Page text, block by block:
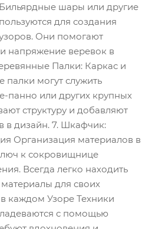
шары или другие
для создания
Они помогают
напряжение веревок в
Палки: Каркас и
палки могут служить
панно или других крупных
структуру и добавляют
в дизайн. 7. Шкафчик:
Организация материалов в
к сокровищнице
Всегда легко находить
для своих
каждом Узоре Техники
с помощью